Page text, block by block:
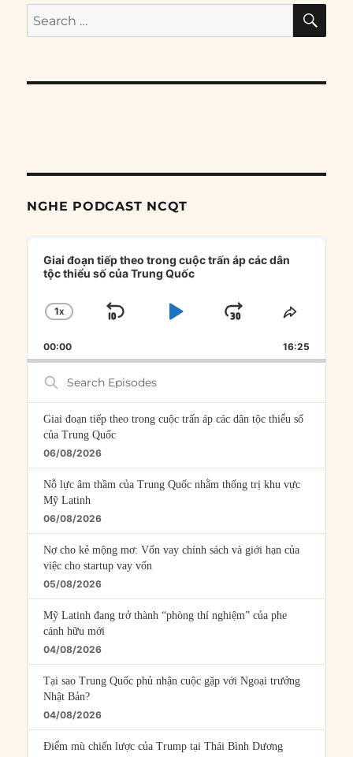
Search
for:
NGHE PODCAST NCQT
Audio
Player
Giai đoạn tiếp theo trong cuộc trấn áp các dân
tộc thiểu số của Trung Quốc
CHANGE
RATE
1X
SKIP
PLAYJUMP
FORWARD
SHARE
00:00 16:25
Search
Episodes
Giai đoạn tiếp theo trong cuộc trấn áp các dân tộc thiểu số
của Trung Quốc
06/08/2026
Nỗ lực âm thầm của Trung Quốc nhằm thống trị khu vực
Mỹ Latinh
06/08/2026
Nợ cho kẻ mộng mơ: Vốn vay chính sách và giới hạn của
việc cho startup vay vốn
05/08/2026
Mỹ Latinh đang trở thành “phòng thí nghiệm” của phe
cánh hữu mới
04/08/2026
Tại sao Trung Quốc phủ nhận cuộc gặp với Ngoại trưởng
Nhật Bản?
04/08/2026
Điểm mù chiến lược của Trump tại Thái Bình Dương